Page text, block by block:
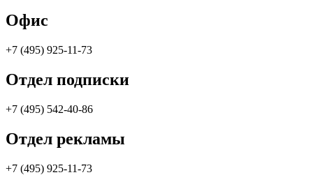
Офис
+7 (495) 925-11-73
Отдел подписки
+7 (495) 542-40-86
Отдел рекламы
+7 (495) 925-11-73